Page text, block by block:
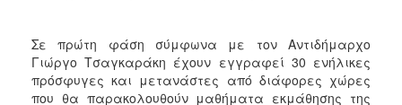
Σε πρώτη φάση σύμφωνα με τον Αντιδήμαρχο
Γιώργο Τσαγκαράκη έχουν εγγραφεί 30 ενήλικες
πρόσφυγες και μετανάστες από διάφορες χώρες
που θα παρακολουθούν μαθήματα εκμάθησης της